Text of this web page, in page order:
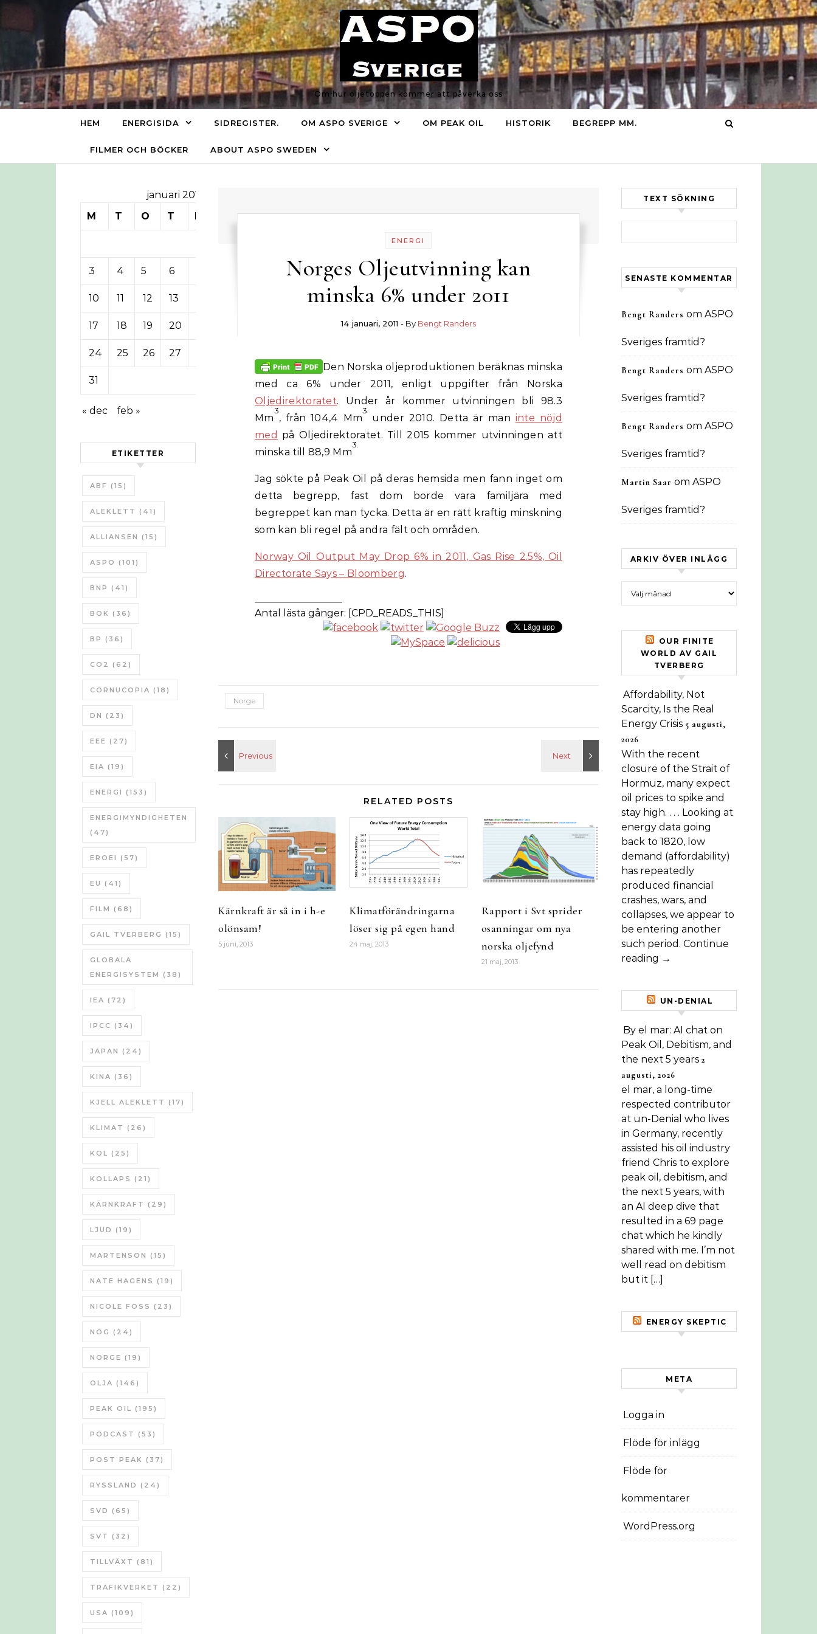
Skip to content
Om hur oljetoppen kommer att påverka oss
HEM ENERGISIDA SIDREGISTER. OM ASPO SVERIGE OM PEAK OIL HISTORIK BEGREPP MM.
FILMER OCH BÖCKER ABOUT ASPO SWEDEN
januari 2011
M
T O T F S
3 4 5 6
10 11 12 13
17 18 19 20
24 25 26 27
31
« dec feb »
ETIKETTER
ABF (15)
ALEKLETT (41)
ALLIANSEN (15)
ASPO (101)
BNP (41)
BOK (36)
BP (36)
CO2 (62)
CORNUCOPIA (18)
DN (23)
EEE (27)
EIA (19)
ENERGI (153)
ENERGIMYNDIGHETEN
(47)
EROEI (57)
EU (41)
FILM (68)
GAIL TVERBERG (15)
GLOBALA
ENERGISYSTEM (38)
IEA (72)
IPCC (34)
JAPAN (24)
KINA (36)
KJELL ALEKLETT (17)
KLIMAT (26)
KOL (25)
KOLLAPS (21)
KÄRNKRAFT (29)
LJUD (19)
MARTENSON (15)
NATE HAGENS (19)
NICOLE FOSS (23)
NOG (24)
NORGE (19)
OLJA (146)
PEAK OIL (195)
PODCAST (53)
POST PEAK (37)
RYSSLAND (24)
SVD (65)
SVT (32)
TILLVÄXT (81)
TRAFIKVERKET (22)
USA (109)
ENERGI
Norges Oljeutvinning kan
minska 6% under 2011
14 januari, 2011 - By Bengt Randers
Den Norska oljeproduktionen beräknas minska
med ca 6% under 2011, enligt uppgifter från Norska
Oljedirektoratet. Under år kommer utvinningen bli 98.3
Mm
3
, från 104,4 Mm
3
under 2010. Detta är man inte nöjd
med på Oljedirektoratet. Till 2015 kommer utvinningen att
minska till 88,9 Mm
3.
Jag sökte på Peak Oil på deras hemsida men fann inget om
detta begrepp, fast dom borde vara familjära med
begreppet kan man tycka. Detta är en rätt kraftig minskning
som kan bli regel på andra fält och områden.
Norway Oil Output May Drop 6% in 2011, Gas Rise 2.5%, Oil
Directorate Says – Bloomberg.
Antal lästa gånger: [CPD_READS_THIS]
Norge
RELATED POSTS
Kärnkraft är så in i h-e
olönsam!
5 juni, 2013
Klimatförändringarna
löser sig på egen hand
24 maj, 2013
Rapport i Svt sprider
osanningar om nya
norska oljefynd
21 maj, 2013
TEXT SÖKNING
SENASTE KOMMENTAR
Bengt Randers om ASPO
Sveriges framtid?
Bengt Randers om ASPO
Sveriges framtid?
Bengt Randers om ASPO
Sveriges framtid?
Martin Saar om ASPO
Sveriges framtid?
ARKIV ÖVER INLÄGG
OUR FINITE
WORLD AV GAIL
TVERBERG
Affordability, Not
Scarcity, Is the Real
Energy Crisis 5 augusti,
2026
With the recent
closure of the Strait of
Hormuz, many expect
oil prices to spike and
stay high. . . . Looking at
energy data going
back to 1820, low
demand (affordability)
has repeatedly
produced financial
crashes, wars, and
collapses, we appear to
be entering another
such period. Continue
reading →
UN-DENIAL
By el mar: AI chat on
Peak Oil, Debitism, and
the next 5 years 2
augusti, 2026
el mar, a long-time
respected contributor
at un-Denial who lives
in Germany, recently
assisted his oil industry
friend Chris to explore
peak oil, debitism, and
the next 5 years, with
an AI deep dive that
resulted in a 69 page
chat which he kindly
shared with me. I’m not
well read on debitism
but it […]
ENERGY SKEPTIC
META
Logga in
Flöde för inlägg
Flöde för
kommentarer
WordPress.org